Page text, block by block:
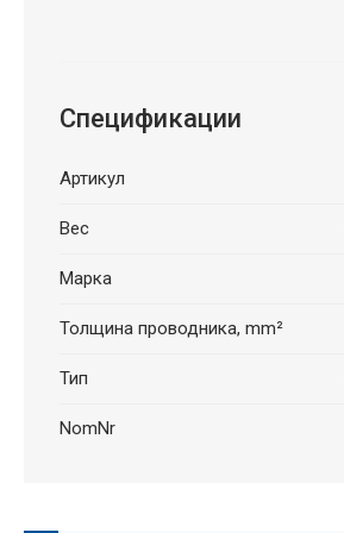
Спецификации
Артикул
Вес
Марка
Толщина проводника, mm²
Тип
NomNr